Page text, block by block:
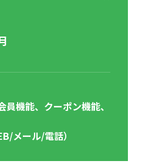
員機能、クーポン機能、
メール/電話）